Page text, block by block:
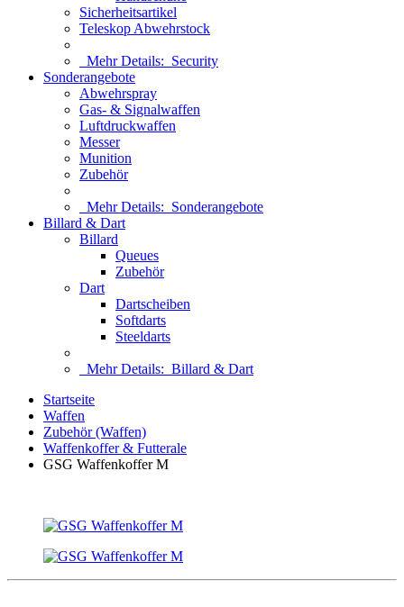
Sicherheitsartikel
Teleskop Abwehrstock
Mehr Details: Security
Sonderangebote
Abwehrspray
Gas- & Signalwaffen
Luftdruckwaffen
Messer
Munition
Zubehör
Mehr Details: Sonderangebote
Billard & Dart
Billard
Queues
Zubehör
Dart
Dartscheiben
Softdarts
Steeldarts
Mehr Details: Billard & Dart
Startseite
Waffen
Zubehör (Waffen)
Waffenkoffer & Futterale
GSG Waffenkoffer M